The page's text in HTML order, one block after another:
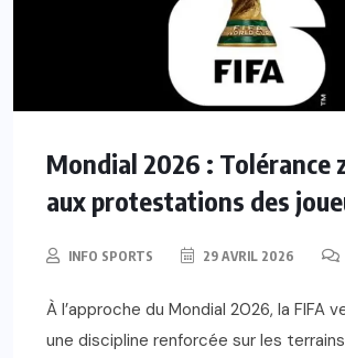
Mondial 2026 : Tolérance
aux protestations des
INFO SPORTS 29 AVRIL 2026
À l’approche du Mondial 2026, la FIFA
une discipline renforcée sur les